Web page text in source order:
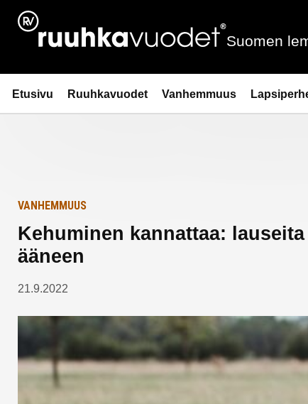
Siirry
sisältöön
Ruuhkavuodet.fi
Suomen
Etusivu Ruuhkavuodet Vanhemmuus
Etusivulle
VANHEMMUUS
Kehuminen kannattaa:
ääneen
21.9.2022